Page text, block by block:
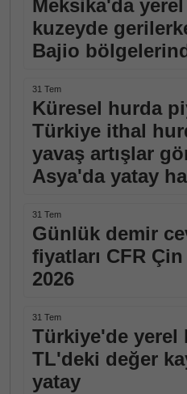
Meksika'da
kuzeyde
Bajio
31 Tem
Küresel hurda
Türkiye ithal
yavaş artışlar
Asya'da yatay
31 Tem
Günlük demir
fiyatları CFR
2026
31 Tem
Türkiye'de yerel
TL'deki değer
yatay